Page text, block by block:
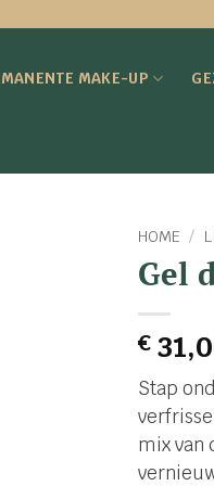
MAKE-UP
HOME /
Gel
€
Stap
mix van